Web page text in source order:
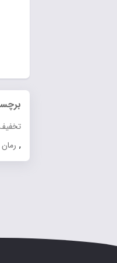
برچسب‌های
تخفیف کتاب
,